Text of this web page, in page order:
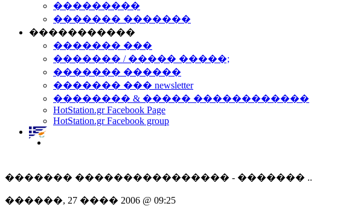
���������
������� �������
�����������
������� ���
������� / ����� �����;
������� ������
������� ��� newsletter
�������� & ����� ������������
HotStation.gr Facebook Page
HotStation.gr Facebook group
������� ���������������� - ������� ..
������, 27 ���� 2006 @ 09:25